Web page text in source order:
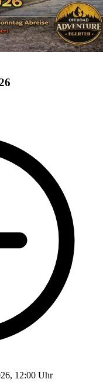
12:00 Uhr